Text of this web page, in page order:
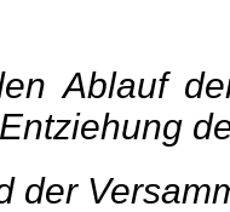
Ablauf
der